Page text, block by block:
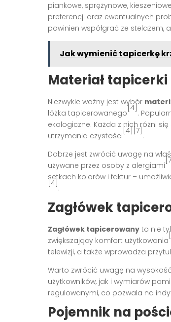
piankowe, sprężynowe,
preferencji oraz ewentualnych
powinien współgrać ze stelażem,
Jak wymienić tapicerkę
Materiał
Niezwykle ważny jest wybór
łóżka tapicerowanego
[4]
.
ekologiczne. Każda z nich różni
utrzymania czystości
[4][7]
.
Dobrze jest zwrócić uwagę na
używane przez osoby z alergiami
[7]
setkach kolorów i faktur –
[4]
.
Zagłówek
Zagłówek tapicerowany to nie
zwiększający komfort użytkowania
telewizji, a także wprowadza
Warto zwrócić uwagę na
użytkowników, jak i wymiarów
regulowanymi, co pozwala na
Pojemnik na